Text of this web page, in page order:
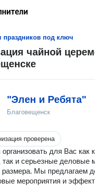
праздников под ключ
чайной
"Элен и Ребята"
Благовещенск
проверена
для Вас как
так и серьезные деловые
Мы предлагаем
мероприятия и